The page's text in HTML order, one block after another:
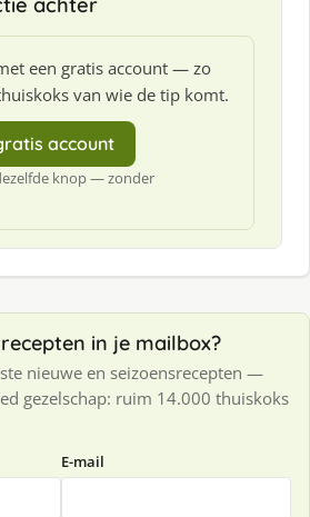
een gratis account — zo
van wie de tip komt.
account
knop — zonder
in je mailbox?
nieuwe en seizoensrecepten —
gezelschap: ruim 14.000 thuiskoks
E-mail